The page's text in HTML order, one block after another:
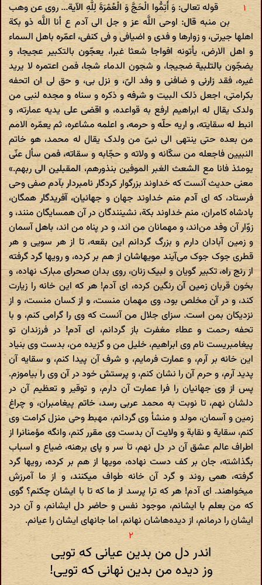
قوله تعالی: وَ أَتِمُّوا الْحَجَّ وَ الْعُمْرَةَ لِلَّهِ الآیة... روی عن وهب
بن منبه قال: اوحی اللَّه عز و جل الی آدم ع أنا اللَّه ذو بکة
اهلها جیرتی، و زوارها و فدی و اضیافی و فی کنفی، اعمّره باهل السماء
و اهل الارض، یأتونه افواجا شعثا غبرا، یعجّون بالتکبیر عجیجا، و
یضجّون بالتلبیة ضجیجا، و شجون الدماء شجا، فمن اعتمره لا یرید
غیره، فقد زارنی و ضافنی و وفد الیّ، و نزل بی، و حق لی ان اتحفه
بکرامتی، اجعل ذلک البیت و شرفه و ذکره و سناه و مجده لنبی من
ولدک یقال له ابراهیم ارفع به قواعده، و اقضی علی یدیه عمارته، و
انبط له سقایته، و اریه حلّه و حرمه، و اعلمه مشاعره، ثم یعمّره الامم
من بعده حتی ینتهی الی نبیّ من ولدک یقال له محمد، هو خاتم
النبیین فاجعله من سکّانه و ولاته و حجّابه و سقاته، فمن سأل عنّی
یومئذ فانا مع الشعث الغبر الموفین بنذورهم، المقبلین الی ربهم.»
معنی حدیث آنست که خداوند بزرگوار کردگار نامبردار بآدم صفی وحی
فرستاد، که ای آدم منم خداوند جهان و جهانیان، آفریدگار همگان،
پادشاه کامران، منم خداوند بکة، نشینندگان در آن همسایگان منند، و
زوّار آن وفد من‌اند، و مهمانان من اند، و در پناه من اند، باهل آسمان
و زمین آبادان دارم و بزرگ گردانم این بقعه، تا از هر سویی و هر
قطری جوک جوک می‌آیند مویهاشان از هم بر کرده، و رویها گرد گرفته
از رنج راه، تکبیر گویان و لبیک زنان، روی بدان صحرای مبارک نهاده، و
بخون قربان زمین آن رنگین کرده، ای آدم! هر که این خانه را زیارت
کند، و در آن مخلص بود، وی مهمان منست، و از کسان منست، و از
نزدیکان بمن است. سزای جلال من آنست که وی را گرامی کنم، و با
تحفه رحمت و عطاء مغفرت باز گردانم، ای آدم! در فرزندان تو
پیغامبریست نام وی ابراهیم، خلیل من و گزیده من، بدست وی بنیاد
این خانه بر آرم، و عمارت فرمایم، و شرف آن پیدا کنم، و سقایه آن
پدید آرم، و حرم آن را نشان کنم، و پرستش خود در آن وی را بیاموزم.
پس از وی جهانیان را فرا عمارت آن دارم، و توقیر و تعظیم آن در
دلشان نهم، تا نوبت به محمد عربی رسد، خاتم پیغامبران، و چراغ
زمین و آسمان، مولد و منشأ وی گردانم، مهبط وحی منزل کرامت وی
کنم، سقایة و نقابة و ولایت آن بدست وی مقرر کنم، وانگه مؤمنانرا از
اطراف عالم عشق آن در دل نهم، تا سر و پای برهنه، ضیاع و اسباب
بگذاشته، جان بر کف دست نهاده، مویها از هم بر کرده، رویها گرد
گرفته، همی روند و گرد آن خانه طواف میکنند، و از ما آمرزش
میخواهند. ای آدم! هر که ترا پرسد از ما که تا با ایشان چکنم؟ گوی
که من بعلم با ایشانم، موجود نفس و حاضر دل ایشانم، و آن درد
ایشان را درمانم، از دیده‌هاشان نهانم، اما جانهای ایشان را عیانم.
اندر دل من بدین عیانی که تویی
وز دیده من بدین نهانی که تویی!